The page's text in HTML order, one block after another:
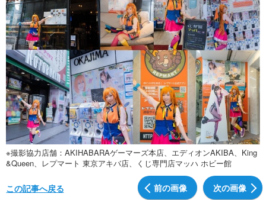
※撮影協力店舗：AKIHABARAゲーマーズ本店、エディオンAKIBA、King
&Queen、レプマート 東京アキバ店、くじ専門店マッハ ホビー館
前の画像 次の画像
この記事へ戻る